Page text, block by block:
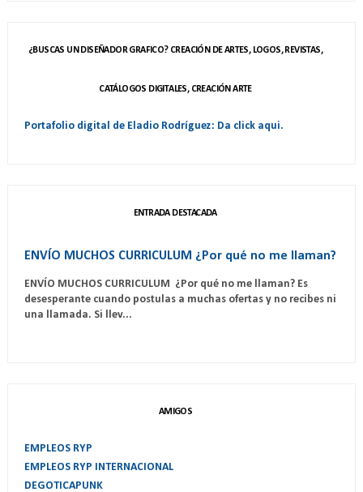
¿BUSCAS UN DISEÑADOR GRAFICO? CREACIÓN DE ARTES, LOGOS, REVISTAS,
CATÁLOGOS DIGITALES, CREACIÓN ARTE
Portafolio digital de Eladio Rodríguez: Da click aqui.
ENTRADA DESTACADA
ENVÍO MUCHOS CURRICULUM ¿Por qué no me llaman?
ENVÍO MUCHOS CURRICULUM ¿Por qué no me llaman? Es
desesperante cuando postulas a muchas ofertas y no recibes ni
una llamada. Si llev...
AMIGOS
EMPLEOS RYP
EMPLEOS RYP INTERNACIONAL
DEGOTICAPUNK